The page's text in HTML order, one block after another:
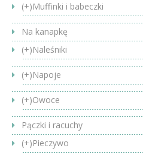
(+)Muffinki i babeczki
Na kanapkę
(+)Naleśniki
(+)Napoje
(+)Owoce
Pączki i racuchy
(+)Pieczywo